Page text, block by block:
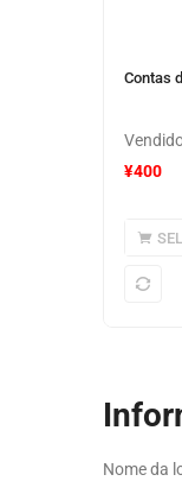
Contas
¥400
Nome da